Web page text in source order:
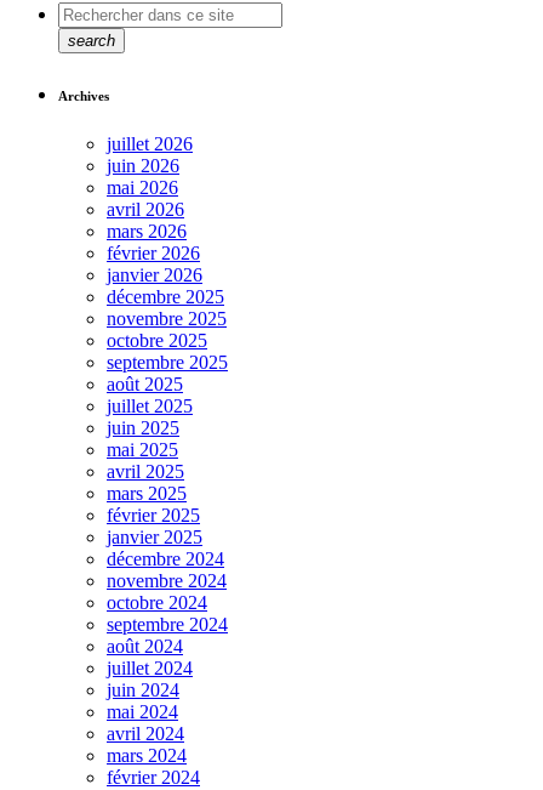
search
Archives
juillet 2026
juin 2026
mai 2026
avril 2026
mars 2026
février 2026
janvier 2026
décembre 2025
novembre 2025
octobre 2025
septembre 2025
août 2025
juillet 2025
juin 2025
mai 2025
avril 2025
mars 2025
février 2025
janvier 2025
décembre 2024
novembre 2024
octobre 2024
septembre 2024
août 2024
juillet 2024
juin 2024
mai 2024
avril 2024
mars 2024
février 2024